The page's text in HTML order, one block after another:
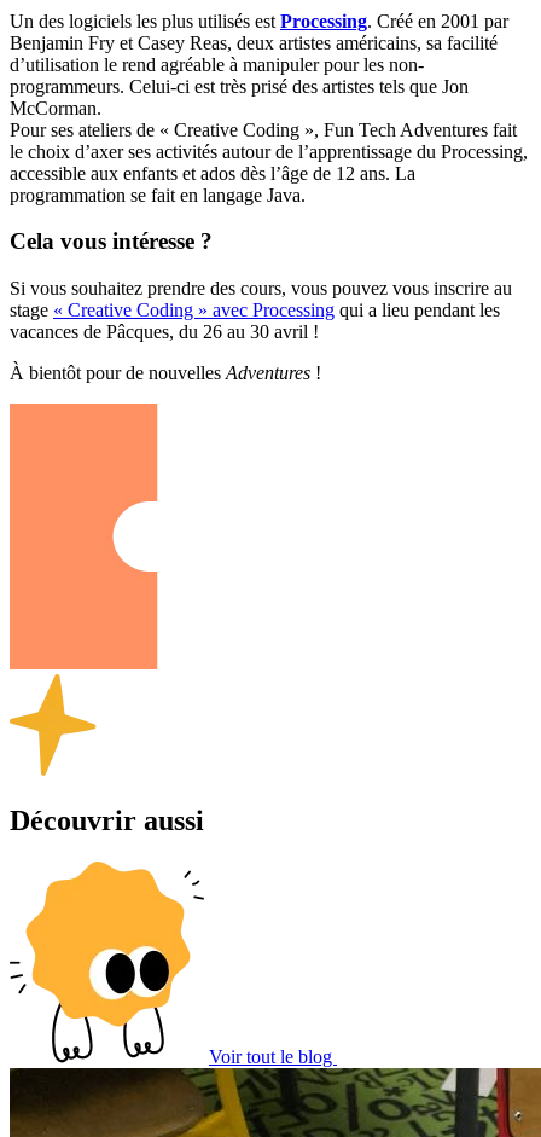
Un des logiciels les plus utilisés est Processing. Créé en 2001 par
Benjamin Fry et Casey Reas, deux artistes américains, sa facilité
d’utilisation le rend agréable à manipuler pour les non-
programmeurs. Celui-ci est très prisé des artistes tels que Jon
McCorman.
Pour ses ateliers de « Creative Coding », Fun Tech Adventures fait
le choix d’axer ses activités autour de l’apprentissage du Processing,
accessible aux enfants et ados dès l’âge de 12 ans. La
programmation se fait en langage Java.
Cela vous intéresse ?
Si vous souhaitez prendre des cours, vous pouvez vous inscrire au
stage « Creative Coding » avec Processing qui a lieu pendant les
vacances de Pâcques, du 26 au 30 avril !
À bientôt pour de nouvelles Adventures !
Découvrir aussi
Voir tout le blog